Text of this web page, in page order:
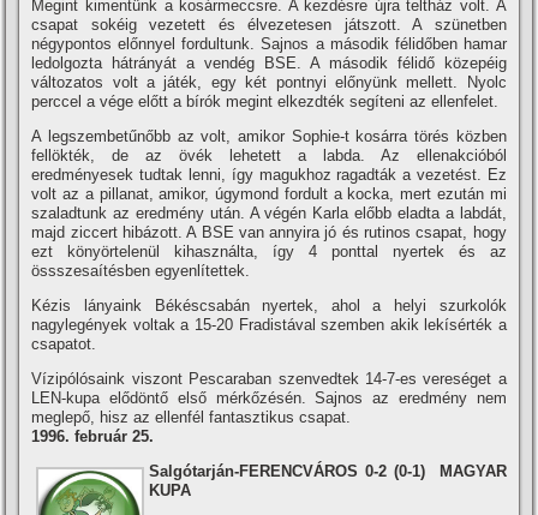
Megint kimentünk a kosármeccsre. A kezdésre újra teltház volt. A
csapat sokéig vezetett és élvezetesen játszott. A szünetben
négypontos előnnyel fordultunk. Sajnos a második félidőben hamar
ledolgozta hátrányát a vendég BSE. A második félidő közepéig
változatos volt a játék, egy két pontnyi előnyünk mellett. Nyolc
perccel a vége előtt a bí­rók megint elkezdték segí­teni az ellenfelet.
A legszembetűnőbb az volt, amikor Sophie-t kosárra törés közben
fellökték, de az övék lehetett a labda. Az ellenakcióból
eredményesek tudtak lenni, í­gy magukhoz ragadták a vezetést. Ez
volt az a pillanat, amikor, úgymond fordult a kocka, mert ezután mi
szaladtunk az eredmény után. A végén Karla előbb eladta a labdát,
majd ziccert hibázott. A BSE van annyira jó és rutinos csapat, hogy
ezt könyörtelenül kihasználta, í­gy 4 ponttal nyertek és az
össszesaí­tésben egyenlí­tettek.
Kézis lányaink Békéscsabán nyertek, ahol a helyi szurkolók
nagylegények voltak a 15-20 Fradistával szemben akik lekí­sérték a
csapatot.
Ví­zipólósaink viszont Pescaraban szenvedtek 14-7-es vereséget a
LEN-kupa elődöntő első mérkőzésén. Sajnos az eredmény nem
meglepő, hisz az ellenfél fantasztikus csapat.
1996. február 25.
Salgótarján-FERENCVÁROS 0-2 (0-1) MAGYAR
KUPA